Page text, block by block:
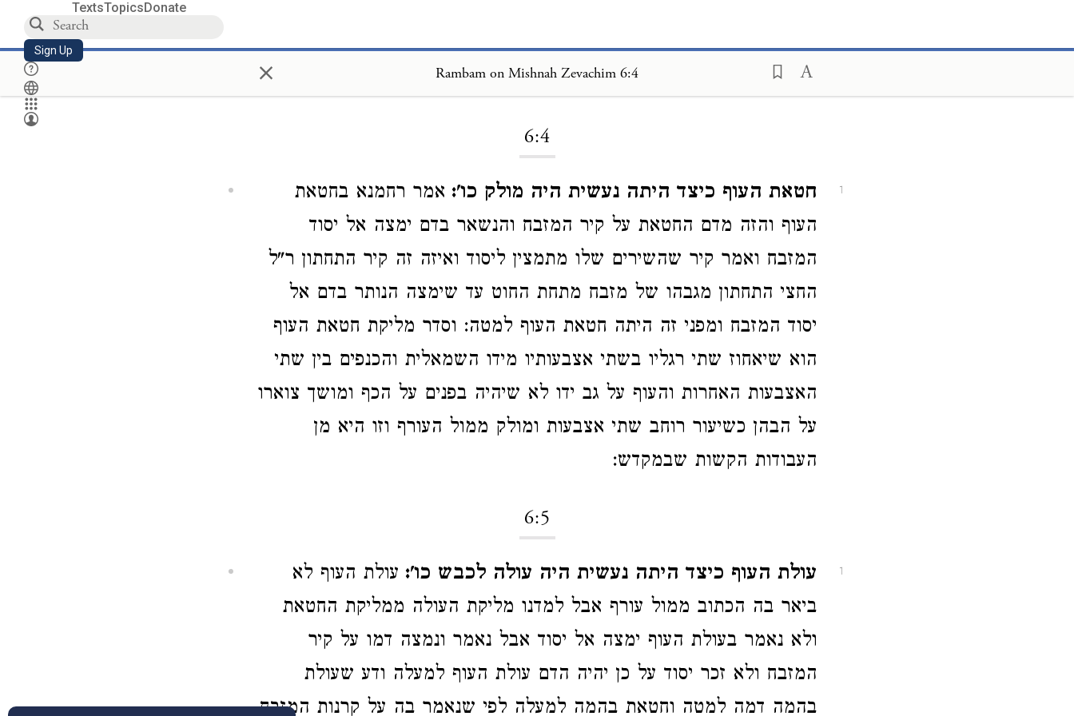
TextsTopicsDonate
Sign Up × Rambam on Mishnah Zevachim 6:4
6:4
1 חטאת העוף כיצד היתה נעשית היה מולק כו': אמר רחמנא בחטאת
העוף והזה מדם החטאת על קיר המזבח והנשאר בדם ימצה אל יסוד
המזבח ואמר קיר שהשירים שלו מתמצין ליסוד ואיזה זה קיר התחתון ר"ל
החצי התחתון מגבהו של מזבח מתחת החוט עד שימצה הנותר בדם אל
יסוד המזבח ומפני זה היתה חטאת העוף למטה: וסדר מליקת חטאת העוף
הוא שיאחוז שתי רגליו בשתי אצבעותיו מידו השמאלית והכנפים בין שתי
האצבעות האחרות והעוף על גב ידו לא שיהיה בפנים על הכף ומושך צוארו
על הבהן כשיעור רוחב שתי אצבעות ומולק ממול העורף וזו היא מן
העבודות הקשות שבמקדש:
6:5
1 עולת העוף כיצד היתה נעשית היה עולה לכבש כו': עולת העוף לא
ביאר בה הכתוב ממול עורף אבל למדנו מליקת העולה ממליקת החטאת
ולא נאמר בעולת העוף ימצה אל יסוד אבל נאמר ונמצה דמו על קיר
המזבח ולא זכר יסוד על כן יהיה הדם עולת העוף למעלה ודע שעולת
בהמה דמה למטה וחטאת בהמה למעלה לפי שנאמר בה על קרנות המזבח